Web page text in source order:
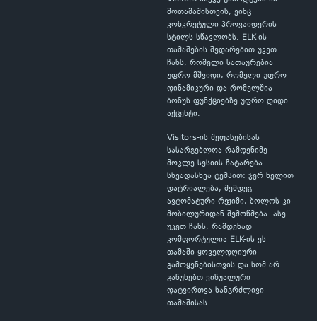
მოთამაშისთვის, ვინც
კონკრეტული პროვაიდერის
სტილს სწავლობს. ELK-ის
თამაშების შედარებით უკეთ
ჩანს, რომელი სათაურებია
უფრო მშვიდი, რომელი უფრო
დინამიკური და რომელშია
ბონუს ფუნქციებზე უფრო დიდი
აქცენტი.
Visitors-ის შეფასებისას
სასარგებლოა რამდენიმე
მოკლე სესიის ჩატარება
სხვადასხვა ტემპით: ჯერ ხელით
დატრიალება, შემდეგ
ავტომატური რეჟიმი, ბოლოს კი
მობილურიდან შემოწმება. ასე
უკეთ ჩანს, რამდენად
კომფორტულია ELK-ის ეს
თამაში ყოველდღიური
გამოყენებისთვის და ხომ არ
გაწუხებთ ვიზუალური
დატვირთვა ხანგრძლივი
თამაშისას.